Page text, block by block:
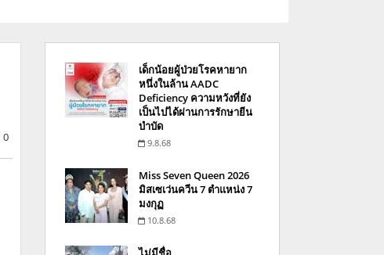
0
เด็กน้อยผู้ป่วยโรคหายาก
หนึ่งในล้าน AADC
Deficiency ความหวังที่ยัง
เป็นไปได้ผ่านการรักษายีน
บำบัด
9.8.68
Miss Seven Queen 2026
มิสเซเว่นควีน 7 ตำแหน่ง 7
มงกุฏ
10.8.68